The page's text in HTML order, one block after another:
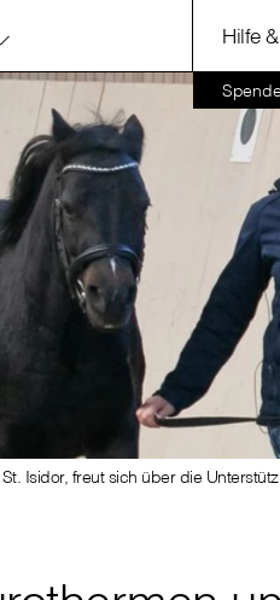
Hilfe
Isidor, freut sich über die